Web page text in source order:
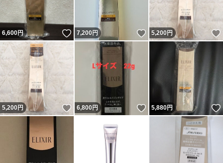
6,600円 いいね！
7,200円 いいね！
5,200円
5,200円 いいね！
6,800円 いいね！
5,880円